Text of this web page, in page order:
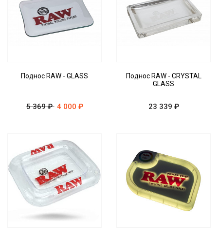
Поднос RAW - GLASS
5 369 ₽ 4 000 ₽
Поднос RAW - CRYSTAL
GLASS
23 339 ₽